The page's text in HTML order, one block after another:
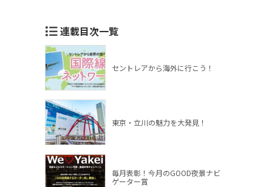
連載目次一覧
セントレアから海外に行こう！
東京・立川の魅力を大発見！
毎月表彰！今月のGOOD夜景ナビ
ゲーター賞